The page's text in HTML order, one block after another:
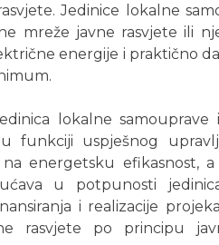
Jedinice lokalne
mreže javne rasvjete ili
energije i praktično
lokalne
uspješnog
energetsku efikasnost,
u potpunosti
i realizacije
rasvjete po principu